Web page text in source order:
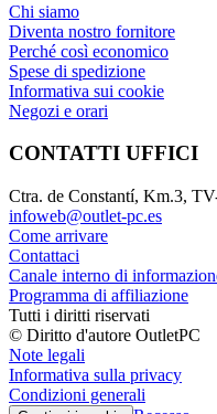
Chi siamo
Diventa nostro fornitore
Perché così economico
Spese di spedizione
Informativa sui cookie
Negozi e orari
CONTATTI UFFICI
Ctra. de Constantí, Km.3,
infoweb@outlet-pc.es
Come arrivare
Contattaci
Canale interno di
Programma di affiliazione
Tutti i diritti riservati
© Diritto d'autore OutletPC
Note legali
Informativa sulla privacy
Condizioni generali